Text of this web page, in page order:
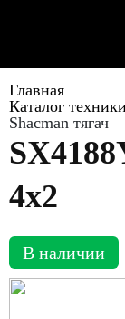
Главная
Каталог техники
Shacman тягач
4х2
В наличии